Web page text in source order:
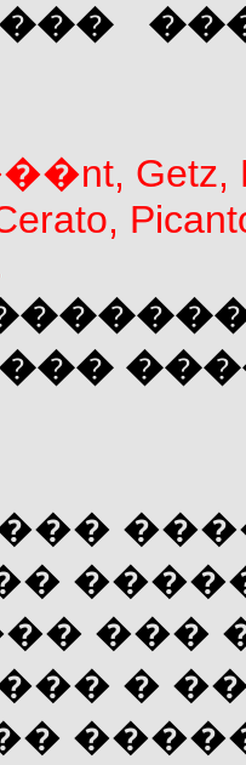
nt, Getz,
���
�